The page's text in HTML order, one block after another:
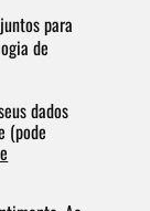
para
de
dados
(pode